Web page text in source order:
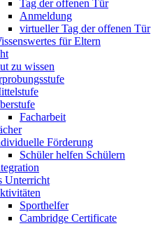
Tag der offenen Tür
Anmeldung
virtueller Tag der offenen Tür
für Eltern
zu wissen
Facharbeit
Förderung
Schüler helfen Schülern
Unterricht
Sporthelfer
Cambridge Certificate